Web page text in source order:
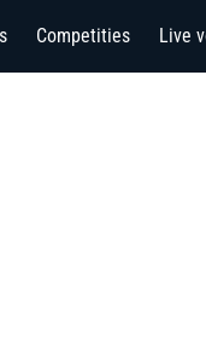
Competities Live